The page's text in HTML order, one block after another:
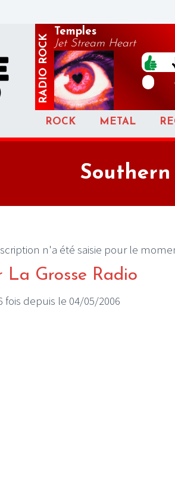
RADIO
ROCK
Temples
Jet Stream Heart
ROCK METAL
n'a été saisie pour le
La Grosse Radio
fois depuis le 04/05/2006